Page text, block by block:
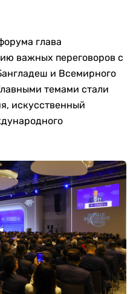
глава
важных переговоров с
и Всемирного
темами стали
искусственный